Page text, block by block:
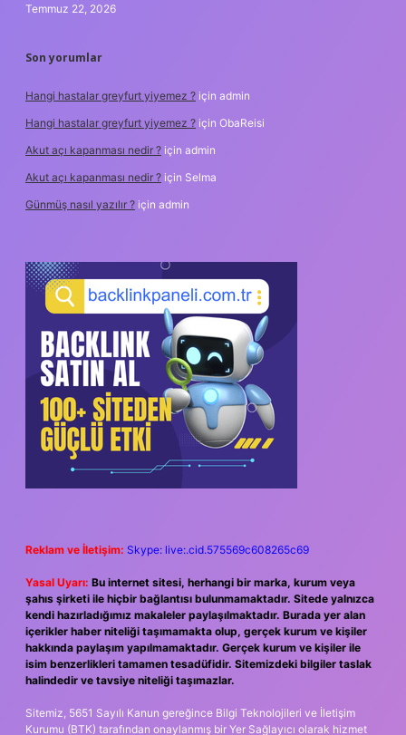
Temmuz 22, 2026
Son yorumlar
Hangi hastalar greyfurt yiyemez ? için admin
Hangi hastalar greyfurt yiyemez ? için ObaReisi
Akut açı kapanması nedir ? için admin
Akut açı kapanması nedir ? için Selma
Günmüş nasıl yazılır ? için admin
Reklam ve İletişim: Skype: live:.cid.575569c608265c69
Yasal Uyarı: Bu internet sitesi, herhangi bir marka, kurum veya
şahıs şirketi ile hiçbir bağlantısı bulunmamaktadır. Sitede yalnızca
kendi hazırladığımız makaleler paylaşılmaktadır. Burada yer alan
içerikler haber niteliği taşımamakta olup, gerçek kurum ve kişiler
hakkında paylaşım yapılmamaktadır. Gerçek kurum ve kişiler ile
isim benzerlikleri tamamen tesadüfidir. Sitemizdeki bilgiler taslak
halindedir ve tavsiye niteliği taşımazlar.
Sitemiz, 5651 Sayılı Kanun gereğince Bilgi Teknolojileri ve İletişim
Kurumu (BTK) tarafından onaylanmış bir Yer Sağlayıcı olarak hizmet